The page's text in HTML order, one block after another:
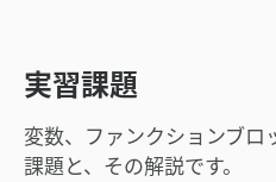
実習課題
変数、ファンクションブ
課題と、その解説です。